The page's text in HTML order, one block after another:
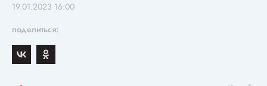
19.01.2023 16:00
поделиться: